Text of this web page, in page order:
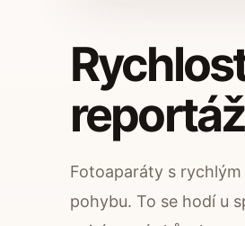
Fotoaparáty s
pohybu. To se hodí u